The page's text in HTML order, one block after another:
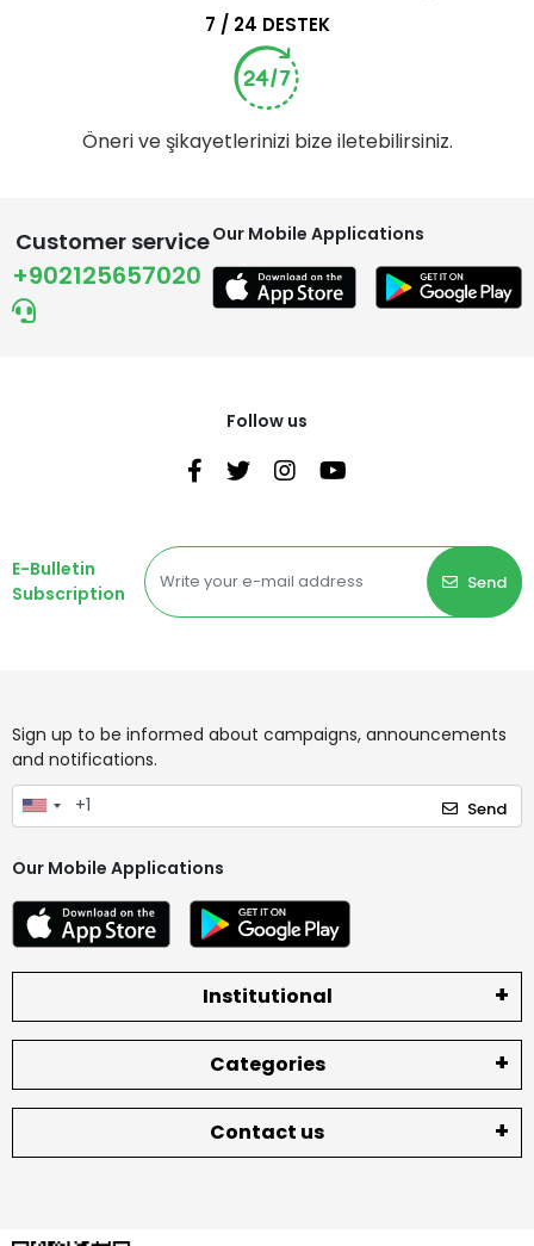
7 / 24 DESTEK
Öneri ve şikayetlerinizi bize iletebilirsiniz.
Customer service
+902125657020
Our Mobile Applications
Follow us
E-Bulletin
Subscription
Send
Sign up to be informed about campaigns, announcements
and notifications.
Send
Our Mobile Applications
Institutional
Categories
Contact us